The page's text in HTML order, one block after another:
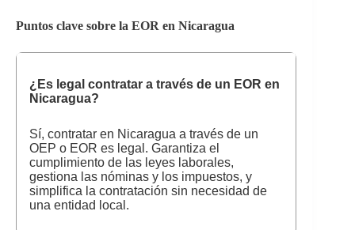
Puntos clave sobre la EOR en Nicaragua
¿Es legal contratar a través de un EOR en
Nicaragua?
Sí, contratar en Nicaragua a través de un
OEP o EOR es legal. Garantiza el
cumplimiento de las leyes laborales,
gestiona las nóminas y los impuestos, y
simplifica la contratación sin necesidad de
una entidad local.